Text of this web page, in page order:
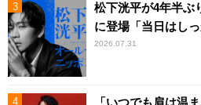
松下洸平が4年半ぶ
に登場「当日はし
2026.07.31
「いつでも肩は温